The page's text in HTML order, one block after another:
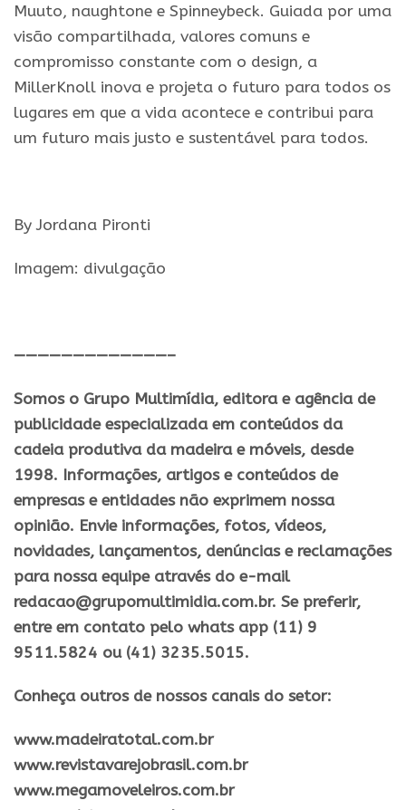
Muuto, naughtone e Spinneybeck. Guiada por uma
visão compartilhada, valores comuns e
compromisso constante com o design, a
MillerKnoll inova e projeta o futuro para todos os
lugares em que a vida acontece e contribui para
um futuro mais justo e sustentável para todos.
By Jordana Pironti
Imagem: divulgação
—————————————–
Somos o Grupo Multimídia, editora e agência de
publicidade especializada em conteúdos da
cadeia produtiva da madeira e móveis, desde
1998. Informações, artigos e conteúdos de
empresas e entidades não exprimem nossa
opinião. Envie informações, fotos, vídeos,
novidades, lançamentos, denúncias e reclamações
para nossa equipe através do e-mail
redacao@grupomultimidia.com.br. Se preferir,
entre em contato pelo whats app (11) 9
9511.5824 ou (41) 3235.5015.
Conheça outros de nossos canais do setor:
​www.madeiratotal.com.br
www.revistavarejobrasil.com.br
www.megamoveleiros.com.br